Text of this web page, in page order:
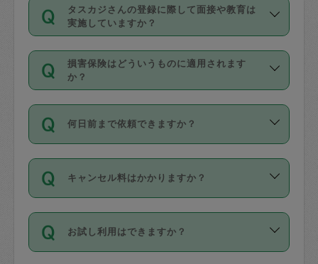
動計算で表示されます。
開始時間を２時間前後変更することが可
能です。依頼送信後、個別にタスカジさ
んにメッセージを送り調整してくださ
い。ただし、２時間を越えての調整はで
時間も被らない場合、損害保険の対象外
確認してください。
基本的に、高所での作業や危険作業、屋
外での作業は対象外です。
方、栄養士・調理師といった資格者で保
育園や学校の給食やレストランで料理関
係の専門職に従事されていた方、日本で
すでにハウスキーパーや英語の先生とし
てお仕事をしているフィリピン出身の
社員など様々なバックグラウンドの方が
登録しています。
日本語も話せる方など様々です。
ールに記載していますので、各自の得意
タスカジさんの登録に際して面接や教育は
実施していますか？
応募の際に、各自事務局との面接と説明
を行っています。その後、身分証明書の
写真提出をしていただいています。外国
確認しています。タスカジさんトレーニ
ング動画を使ったセルフトレーニングの
現場トライアルを受け、合格したタスカ
ジさんが活動されています。
※テストセンターの講評は１件目のレビュ
損害保険はどういうものに適用されます
か？
依頼者とタスカジさんとの間でタスカジ
を通して成立した作業時間内での作業に
適用されます。作業範囲は、掃除、洗
です。作業中に物を壊したり、人にけが
をさせたりした場合が対象で、補償金額
す。
何日前まで依頼できますか？
ご依頼は、現在を起点に3日後（72時間
以降）の日時から受付可能となっていま
す。
タスカジさんへ「募集」をかけることが
可能です。
キャンセル料はかかりますか？
キャンセル料には、以下の2種類がありま
す。
お試し利用はできますか？